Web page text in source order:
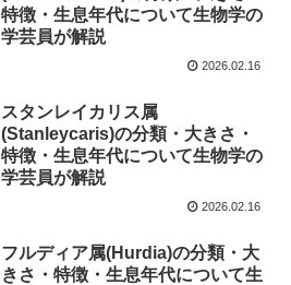
特徴・生息年代について生物学の
学芸員が解説
2026.02.16
スタンレイカリス属
(Stanleycaris)の分類・大きさ・
特徴・生息年代について生物学の
学芸員が解説
2026.02.16
フルディア属(Hurdia)の分類・大
きさ・特徴・生息年代について生